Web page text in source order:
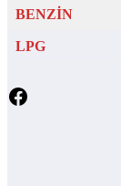
BENZİN
LPG
Facebook